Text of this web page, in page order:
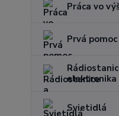
Práca vo
Prvá pomoc
elektronika
Svietidlá